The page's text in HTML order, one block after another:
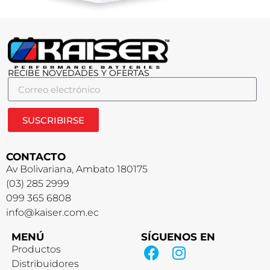
RECIBE NOVEDADES Y OFERTAS
SUSCRIBIRSE
CONTACTO
Av Bolivariana, Ambato 180175
(03) 285 2999
099 365 6808
info@kaiser.com.ec
MENÚ
Productos
Distribuidores
SÍGUENOS EN